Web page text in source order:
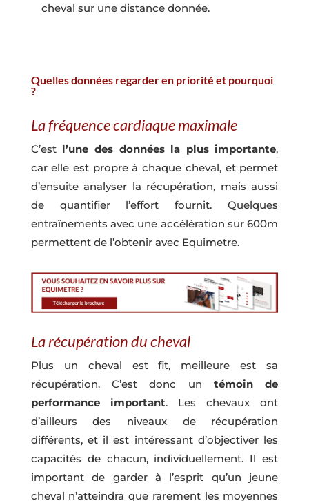
cheval sur une distance donnée.
Quelles données regarder en priorité et pourquoi
?
La fréquence cardiaque maximale
C’est l’une des données la plus importante,
car elle est propre à chaque cheval, et permet
d’ensuite analyser la récupération, mais aussi
de quantifier l’effort fournit. Quelques
entraînements avec une accélération sur 600m
permettent de l’obtenir avec Equimetre.
La récupération du cheval
Plus un cheval est fit, meilleure est sa
récupération. C’est donc un témoin de
performance important. Les chevaux ont
d’ailleurs des niveaux de récupération
différents, et il est intéressant d’objectiver les
capacités de chacun, individuellement. Il est
important de garder à l’esprit qu’un jeune
cheval n’attei­ndra que rarement les moyennes